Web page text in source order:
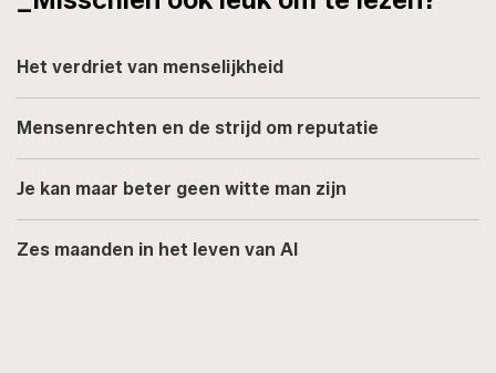
Het verdriet van menselijkheid
Mensenrechten en de strijd om reputatie
Je kan maar beter geen witte man zijn
Zes maanden in het leven van AI